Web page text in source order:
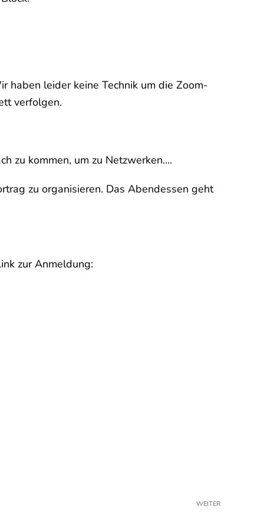
haben leider keine Technik um die Zoom-
verfolgen.
zu kommen, um zu Netzwerken….
zu organisieren. Das Abendessen geht
zur Anmeldung:
WEITER